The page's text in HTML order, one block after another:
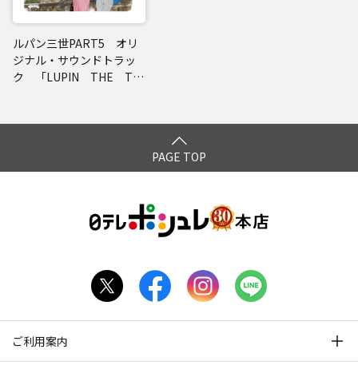
ルパン三世PART5 オリ
ジナル・サウンドトラッ
ク 「LUPIN THE THI
PAGE TOP
ご利用案内